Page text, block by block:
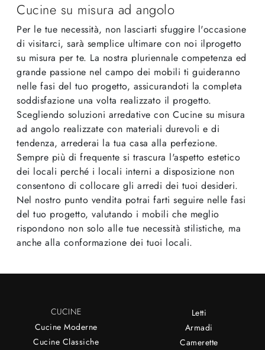
Cucine su misura ad angolo
Per le tue necessità, non lasciarti sfuggire l'occasione
di visitarci, sarà semplice ultimare con noi ilprogetto
su misura per te. La nostra pluriennale competenza ed
grande passione nel campo dei mobili ti guideranno
nelle fasi del tuo progetto, assicurandoti la completa
soddisfazione una volta realizzato il progetto.
Scegliendo soluzioni arredative con Cucine su misura
ad angolo realizzate con materiali durevoli e di
tendenza, arrederai la tua casa alla perfezione.
Sempre più di frequente si trascura l'aspetto estetico
dei locali perché i locali interni a disposizione non
consentono di collocare gli arredi dei tuoi desideri.
Nel nostro punto vendita potrai farti seguire nelle fasi
del tuo progetto, valutando i mobili che meglio
rispondono non solo alle tue necessità stilistiche, ma
anche alla conformazione dei tuoi locali.
CUCINE
Cucine Moderne
Cucine Classiche
Letti
Armadi
Camerette